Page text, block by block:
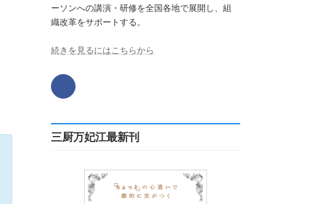
ーソンへの講演・研修を全国各地で展開し、組
織改革をサポートする。
続きを見るにはこちらから
三厨万妃江最新刊